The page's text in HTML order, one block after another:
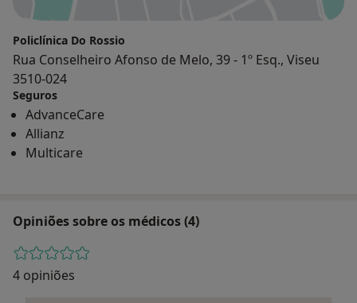
Policlínica Do Rossio
Rua Conselheiro Afonso de Melo, 39 - 1º Esq., Viseu
3510-024
Seguros
AdvanceCare
Allianz
Multicare
Opiniões sobre os médicos (4)
4 opiniões